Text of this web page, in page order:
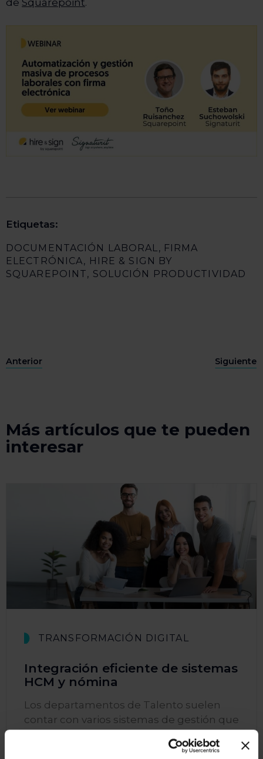
de Squarepoint.
Etiquetas:
DOCUMENTACIÓN LABORAL, FIRMA
ELECTRÓNICA, HIRE & SIGN BY
SQUAREPOINT, SOLUCIÓN PRODUCTIVIDAD
Anterior Siguiente
Más artículos que te pueden
interesar
TRANSFORMACIÓN DIGITAL
Integración eficiente de sistemas
HCM y nómina
Los departamentos de Talento suelen
contar con varios sistemas de gestión que
de empleados, mayores dificultades. Dual